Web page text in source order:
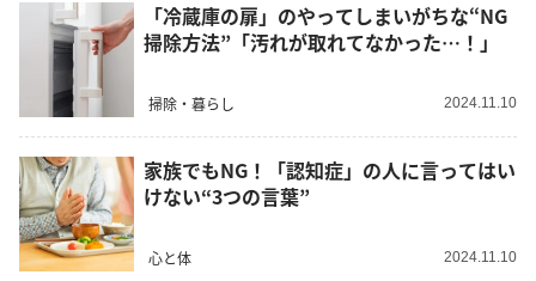
「冷蔵庫の扉」のやってしまいがちな“NG
掃除方法”「汚れが取れてなかった…！」
掃除・暮らし 2024.11.10
家族でもNG！「認知症」の人に言ってはい
けない“3つの言葉”
心と体 2024.11.10